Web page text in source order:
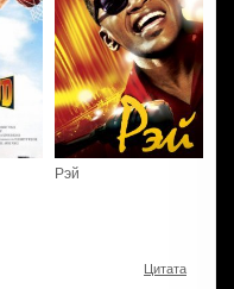
Рэй
Цитата